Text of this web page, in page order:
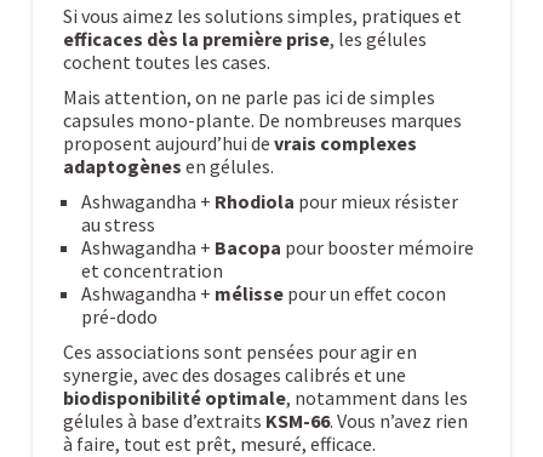
Si vous aimez les solutions simples, pratiques et
efficaces dès la première prise, les gélules
cochent toutes les cases.
Mais attention, on ne parle pas ici de simples
capsules mono-plante. De nombreuses marques
proposent aujourd’hui de vrais complexes
adaptogènes en gélules.
Ashwagandha + Rhodiola pour mieux résister
au stress
Ashwagandha + Bacopa pour booster mémoire
et concentration
Ashwagandha + mélissepour un effet cocon
pré-dodo
Ces associations sont pensées pour agir en
synergie, avec des dosages calibrés et une
biodisponibilité optimale, notamment dans les
gélules à base d’extraits KSM-66. Vous n’avez rien
à faire, tout est prêt, mesuré, efficace.